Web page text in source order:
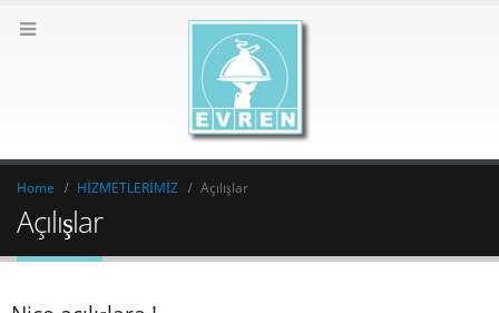
Home HİZMETLERİMİZ Açılışlar
Açılışlar